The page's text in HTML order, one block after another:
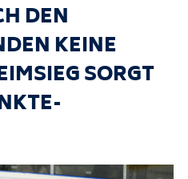
DEN
KEINE
SORGT